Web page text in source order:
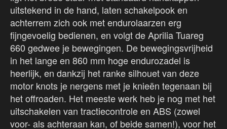
uitstekend in de hand, laten schakelpook en
achterrem zich ook met endurolaarzen erg
fijngevoelig bedienen, en volgt de Aprilia Tuareg
660 gedwee je bewegingen. De bewegingsvrijheid
in het lange en 860 mm hoge endurozadel is
heerlijk, en dankzij het ranke silhouet van deze
motor knots je nergens met je knieën tegenaan bij
het offroaden. Het meeste werk heb je nog met het
uitschakelen van tractiecontrole en ABS (zowel
voor- als achteraan kan, of beide samen!), voor het